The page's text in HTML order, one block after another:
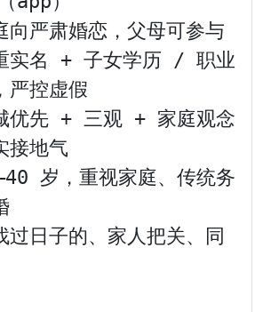
向严肃婚恋，父母可参与
实名 + 子女学历 / 职业
严控虚假
优先 + 三观 + 家庭观念
接地气
岁，重视家庭、传统务
过日子的、家人把关、同